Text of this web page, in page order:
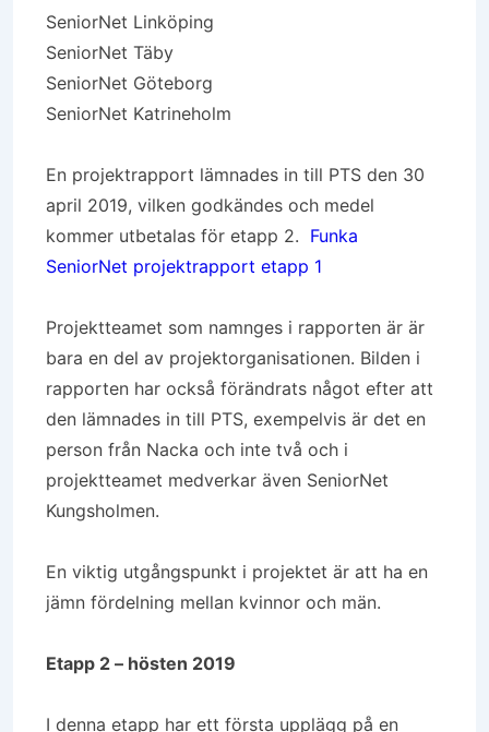
SeniorNet Linköping
SeniorNet Täby
SeniorNet Göteborg
SeniorNet Katrineholm
En projektrapport lämnades in till PTS den 30
april 2019, vilken godkändes och medel
kommer utbetalas för etapp 2. Funka
SeniorNet projektrapport etapp 1
Projektteamet som namnges i rapporten är är
bara en del av projektorganisationen. Bilden i
rapporten har också förändrats något efter att
den lämnades in till PTS, exempelvis är det en
person från Nacka och inte två och i
projektteamet medverkar även SeniorNet
Kungsholmen.
En viktig utgångspunkt i projektet är att ha en
jämn fördelning mellan kvinnor och män.
Etapp 2 – hösten 2019
I denna etapp har ett första upplägg på en